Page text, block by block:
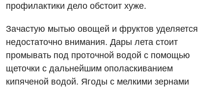
профилактики дело обстоит хуже.
Зачастую мытью овощей и фруктов уделяется
недостаточно внимания. Дары лета стоит
промывать под проточной водой с помощью
щеточки с дальнейшим ополаскиванием
кипяченой водой. Ягоды с мелкими зернами